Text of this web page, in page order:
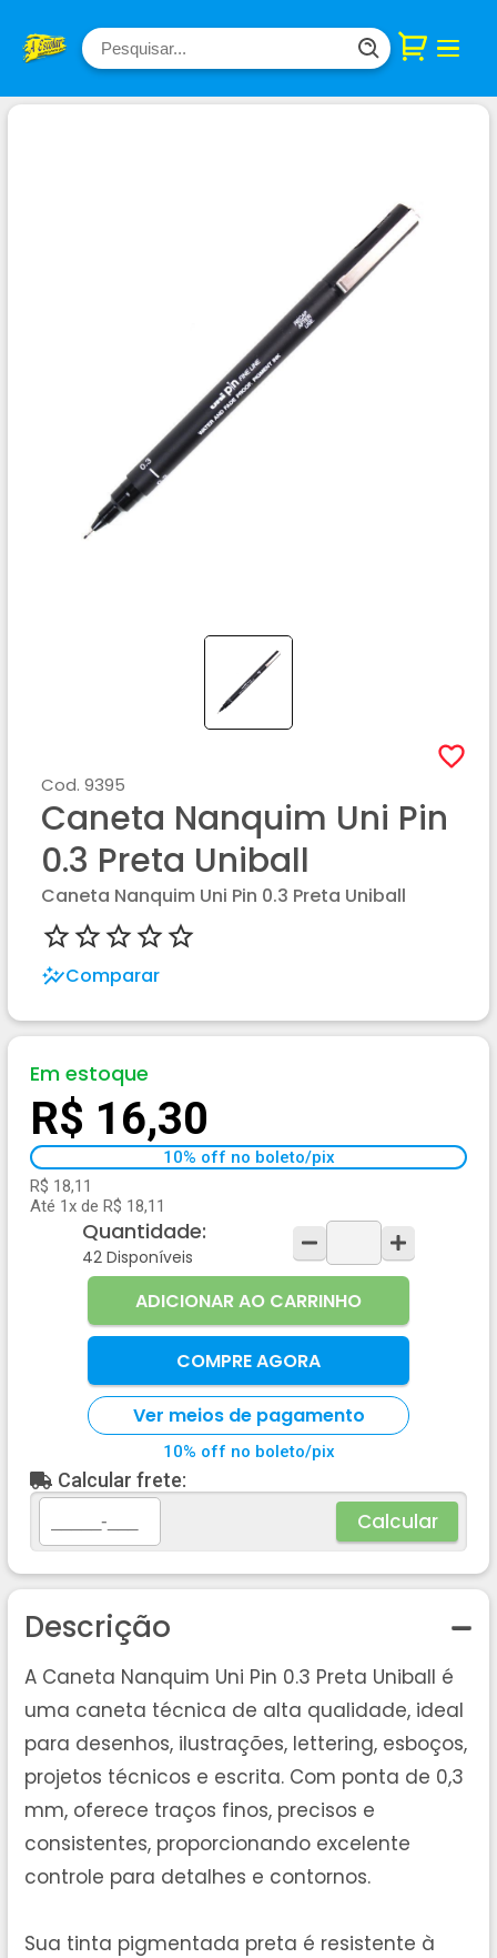
Cod. 9395
Caneta Nanquim Uni Pin
0.3 Preta Uniball
Caneta Nanquim Uni Pin 0.3 Preta Uniball
Comparar
Em estoque
R$ 16,30
10% off no boleto/pix
R$ 18,11
Até 1x de R$ 18,11
Quantidade:
42 Disponíveis
ADICIONAR AO CARRINHO
COMPRE AGORA
Ver meios de pagamento
10% off no boleto/pix
Calcular frete:
Calcular
Descrição
A Caneta Nanquim Uni Pin 0.3 Preta Uniball é
uma caneta técnica de alta qualidade, ideal
para desenhos, ilustrações, lettering, esboços,
projetos técnicos e escrita. Com ponta de 0,3
mm, oferece traços finos, precisos e
consistentes, proporcionando excelente
controle para detalhes e contornos.
Sua tinta pigmentada preta é resistente à